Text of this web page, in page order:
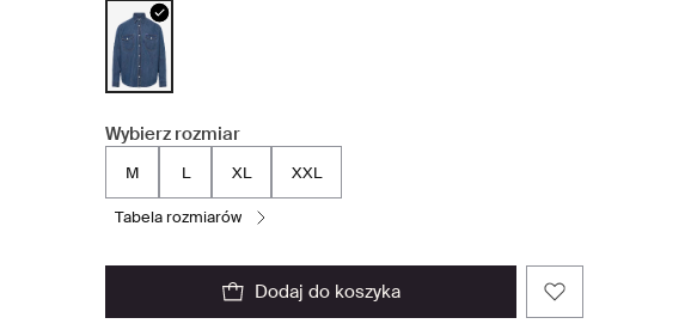
Wybierz rozmiar
M L XL XXL
tabela rozmiarów
dodaj do koszyka